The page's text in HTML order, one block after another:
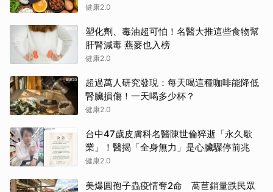
健康2.0
塑化劑、毒油超可怕！名醫大推這些食物幫
肝腎減毒 燕麥也入榜
健康2.0
超過萬人研究發現：每天喝這種咖啡能降低
腎臟損傷！一天喝多少杯？
健康2.0
台中47歲皮膚科名醫陳世倫猝逝「永久歇
業」！醫揭「全身無力」是心臟驟停前兆
健康2.0
美爆圓孢子蟲疫情奪2命 萵苣銷量跌民眾